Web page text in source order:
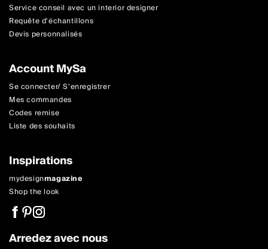
Service conseil avec un interior designer
Requête d'échantillons
Devis personnalisés
Account MySa
Se connecter/ S'enregistrer
Mes commandes
Codes remise
Liste des souhaits
Inspirations
mydesignmagazine
Shop the look
Arredez avec nous